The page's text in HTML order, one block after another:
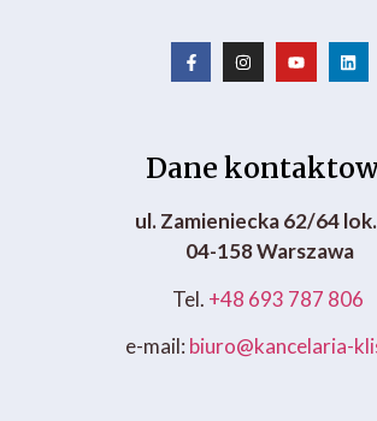
Dane
ul. Zamieniecka 62/64
04-158 Warszawa
Tel. +48 693 787 806
e-mail: biuro@kancelaria-